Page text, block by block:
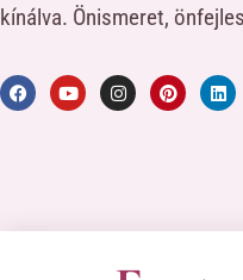
kínálva. Önismeret,